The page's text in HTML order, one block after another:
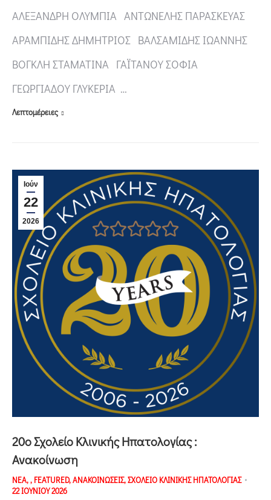
ΑΛΕΞΑΝΔΡΗ ΟΛΥΜΠΙΑ ΑΝΤΩΝΕΛΗΣ ΠΑΡΑΣΚΕΥΑΣ
ΑΡΑΜΠΙΔΗΣ ΔΗΜΗΤΡΙΟΣ ΒΑΛΣΑΜΙΔΗΣ ΙΩΑΝΝΗΣ
ΒΟΓΚΛΗ ΣΤΑΜΑΤΙΝΑ ΓΑΪΤΑΝΟΥ ΣΟΦΙΑ
ΓΕΩΡΓΙΑΔΟΥ ΓΛΥΚΕΡΙΑ …
Λεπτομέρειες
Ιούν
22
2026
20o Σχολείο Κλινικής Ηπατολογίας :
Ανακοίνωση
ΝΕΑ,, FEATURED,ΑΝΑΚΟΙΝΩΣΕΙΣ,ΣΧΟΛΕΙΟ ΚΛΙΝΙΚΗΣ ΗΠΑΤΟΛΟΓΙΑΣ
22 ΙΟΥΝΙΟΥ 2026